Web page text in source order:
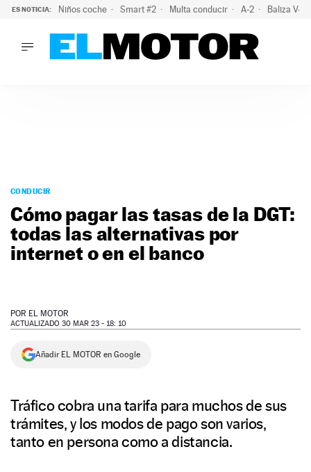
ES NOTICIA: Niños coche Smart #2 Multa conducir A-2 Baliza V-
PODCAST
MOTOS
TECNOLOGÍA
SUPERCOCHES
NEWSLETTER
CONDUCIR
Cómo pagar las tasas de la DGT:
todas las alternativas por
internet o en el banco
POR EL MOTOR
ACTUALIZADO 30 MAR 23 - 18: 10
Añadir EL MOTOR en Google
Tráfico cobra una tarifa para muchos de sus
trámites, y los modos de pago son varios,
tanto en persona como a distancia.